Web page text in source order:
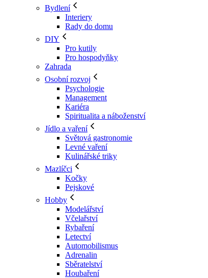
Bydlení
Interiery
Rady do domu
DIY
Pro kutily
Pro hospodyňky
Zahrada
Osobní rozvoj
Psychologie
Management
Kariéra
Spiritualita a náboženství
Jídlo a vaření
Světová gastronomie
Levné vaření
Kulinářské triky
Mazlíčci
Kočky
Pejskové
Hobby
Modelářství
Včelařství
Rybaření
Letectví
Automobilismus
Adrenalin
Sběratelství
Houbaření